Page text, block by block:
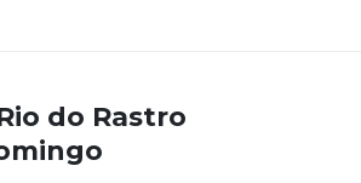
do Rastro